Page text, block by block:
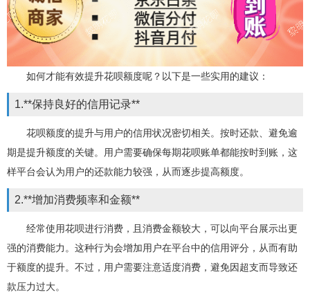
如何才能有效提升花呗额度呢？以下是一些实用的建议：
1.**保持良好的信用记录**
花呗额度的提升与用户的信用状况密切相关。按时还款、避免逾
期是提升额度的关键。用户需要确保每期花呗账单都能按时到账，这
样平台会认为用户的还款能力较强，从而逐步提高额度。
2.**增加消费频率和金额**
经常使用花呗进行消费，且消费金额较大，可以向平台展示出更
强的消费能力。这种行为会增加用户在平台中的信用评分，从而有助
于额度的提升。不过，用户需要注意适度消费，避免因超支而导致还
款压力过大。